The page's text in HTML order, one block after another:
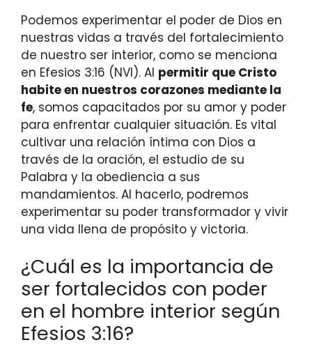
Podemos experimentar el poder de Dios en
nuestras vidas a través del fortalecimiento
de nuestro ser interior, como se menciona
en Efesios 3:16 (NVI). Al permitir que Cristo
habite en nuestros corazones mediante la
fe, somos capacitados por su amor y poder
para enfrentar cualquier situación. Es vital
cultivar una relación íntima con Dios a
través de la oración, el estudio de su
Palabra y la obediencia a sus
mandamientos. Al hacerlo, podremos
experimentar su poder transformador y vivir
una vida llena de propósito y victoria.
¿Cuál es la importancia de
ser fortalecidos con poder
en el hombre interior según
Efesios 3:16?